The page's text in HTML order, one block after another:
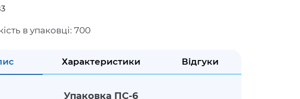
в упаковці: 700
Характеристики Відгуки
Упаковка ПС-6